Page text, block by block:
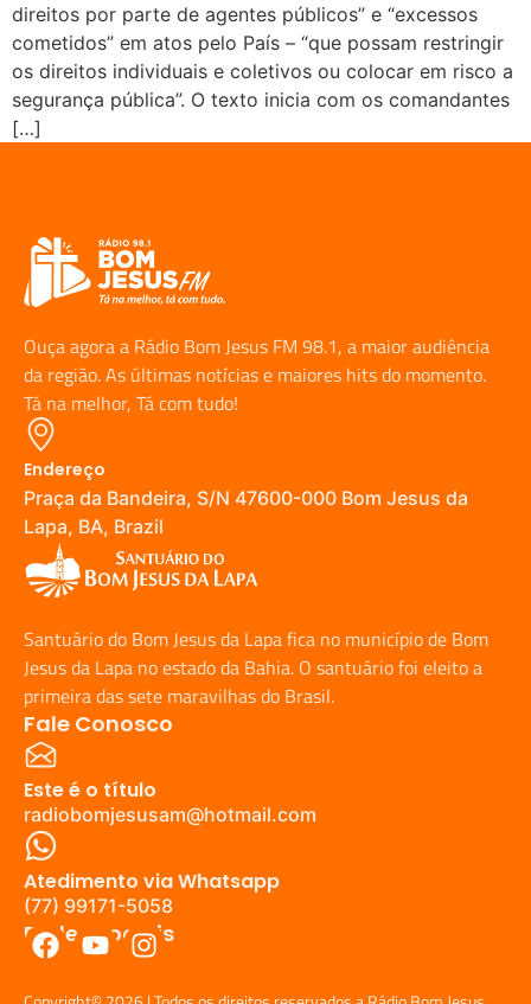
direitos por parte de agentes públicos” e “excessos
cometidos” em atos pelo País – “que possam restringir
os direitos individuais e coletivos ou colocar em risco a
segurança pública”. O texto inicia com os comandantes
[…]
Ouça agora a Rádio Bom Jesus FM 98.1, a maior audiência
da região. As últimas notícias e maiores hits do momento.
Tá na melhor, Tá com tudo!
Endereço
Praça da Bandeira, S/N 47600-000 Bom Jesus da
Lapa, BA, Brazil
Santuário do Bom Jesus da Lapa fica no município de Bom
Jesus da Lapa no estado da Bahia. O santuário foi eleito a
primeira das sete maravilhas do Brasil.
Fale Conosco
Este é o título
radiobomjesusam@hotmail.com
Atedimento via Whatsapp
(77) 99171-5058
Redes Sociais